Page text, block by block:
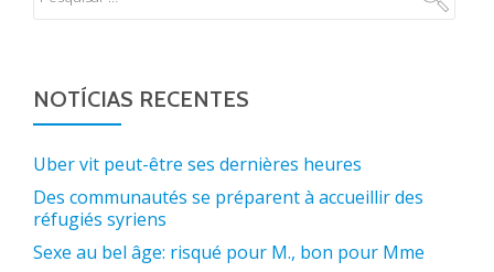
NOTÍCIAS RECENTES
Uber vit peut-être ses dernières heures
Des communautés se préparent à accueillir des
réfugiés syriens
Sexe au bel âge: risqué pour M., bon pour Mme